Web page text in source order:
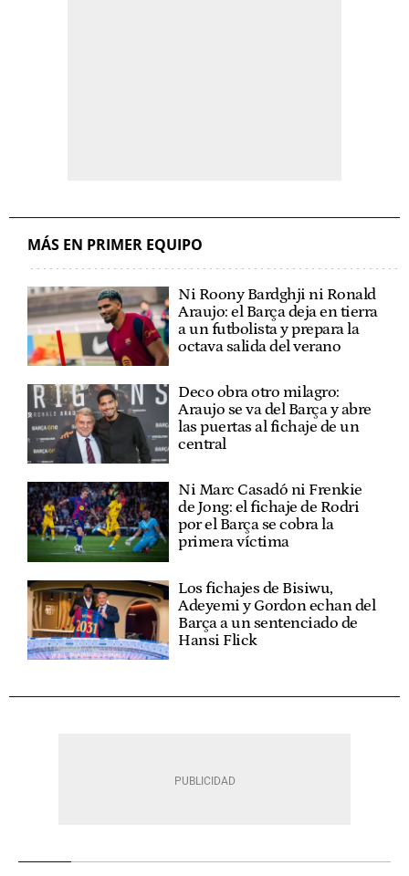
MÁS EN PRIMER EQUIPO
Ni Roony Bardghji ni Ronald
Araujo: el Barça deja en tierra
a un futbolista y prepara la
octava salida del verano
Deco obra otro milagro:
Araujo se va del Barça y abre
las puertas al fichaje de un
central
Ni Marc Casadó ni Frenkie
de Jong: el fichaje de Rodri
por el Barça se cobra la
primera víctima
Los fichajes de Bisiwu,
Adeyemi y Gordon echan del
Barça a un sentenciado de
Hansi Flick